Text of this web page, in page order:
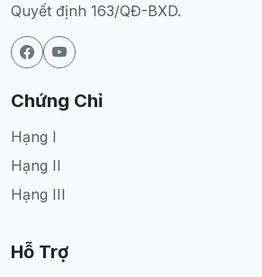
Quyết định 163/QĐ-BXD.
Chứng Chỉ
Hạng I
Hạng II
Hạng III
Hỗ Trợ